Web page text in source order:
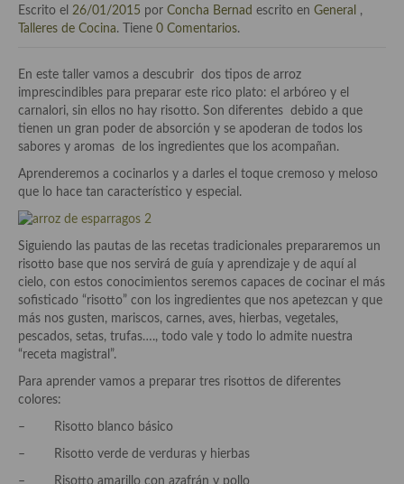
El mundo del vino y las bebidas
En la mesa: menaje, vajilla, técnicas de emplatado, decoración
Especias, hierbas, condimentos, espesantes y aditivos
Historia de la gastronomía, platos celebres, cocineros, críticos,
historias culinarias y otras cosas
Origen y evolución de la comida
Protocolo y buenas maneras.
Ocio – restaurantes, bares, tabernas
Viajes eno-gastro-turísticos
Las opiniones de la «Cocinera»
Recetas
Escrito el 26/01/2015 por Concha Bernad escrito en General
,
Talleres de Cocina. Tiene 0 Comentarios.
En este taller vamos a descubrir dos tipos de arroz
imprescindibles para preparar este rico plato: el arbóreo y el
carnalori, sin ellos no hay risotto. Son diferentes debido a que
tienen un gran poder de absorción y se apoderan de todos los
sabores y aromas de los ingredientes que los acompañan.
Aprenderemos a cocinarlos y a darles el toque cremoso y meloso
que lo hace tan característico y especial.
Siguiendo las pautas de las recetas tradicionales prepararemos un
risotto base que nos servirá de guía y aprendizaje y de aquí al
cielo, con estos conocimientos seremos capaces de cocinar el más
sofisticado “risotto” con los ingredientes que nos apetezcan y que
más nos gusten, mariscos, carnes, aves, hierbas, vegetales,
pescados, setas, trufas…., todo vale y todo lo admite nuestra
“receta magistral”.
Para aprender vamos a preparar tres risottos de diferentes
colores:
– Risotto blanco básico
– Risotto verde de verduras y hierbas
– Risotto amarillo con azafrán y pollo